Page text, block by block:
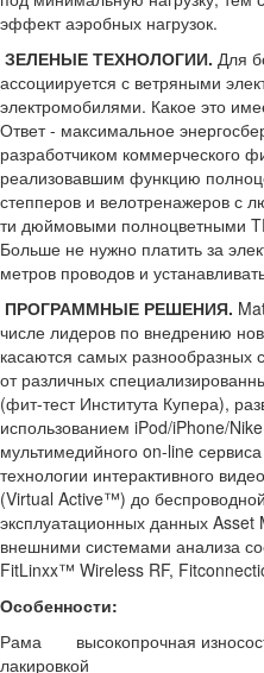
эффект аэробных нагрузок.
ЗЕЛЕНЫЕ ТЕХНОЛОГИИ. Для
ассоциируется с ветряными
электромобилями. Какое это
Ответ - максимальное
разработчиком коммерческого
реализовавшим функцию
степперов и велотренажеров с
ти дюймовыми полноцветными
Больше не нужно платить за
метров проводов и
ПРОГРАММНЫЕ РЕШЕНИЯ.
числе лидеров по внедрению
касаются самых разнообразных
от различных
(фит-тест Института Купера),
использованием iPod/iPhone/
мультимедийного on-line
технологии интерактивного
(Virtual Active™) до
эксплуатационных данных
внешними системами анализа
FitLinxx™ Wireless RF,
Особенности:
Рама
высокопрочная
лакировкой